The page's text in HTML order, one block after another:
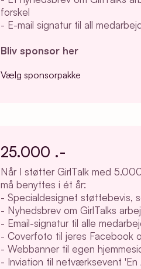
forskel
- E-mail signatur til all
Bliv sponsor her
Vælg sponsorpakke
25.000 .-
Når I støtter GirlTalk med
må benyttes i ét år:
- Specialdesignet støttebevis,
- Nyhedsbrev om GirlTalks
- Email-signatur til alle
- Coverfoto til jeres Facebook
- Webbanner til egen
- Inviation til netværksevent